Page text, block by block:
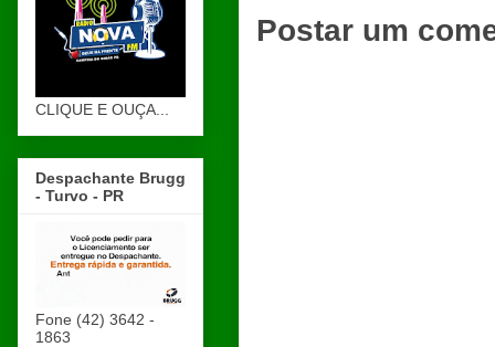
Postar um
CLIQUE E OUÇA...
Despachante Brugg
- Turvo - PR
Fone (42) 3642 -
1863